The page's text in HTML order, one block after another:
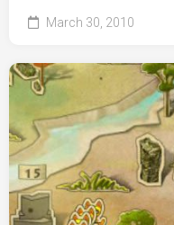
March 30, 2010